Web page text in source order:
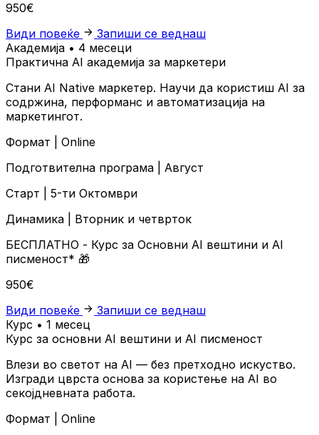
950€
Види повеќе
Запиши се веднаш
Академија • 4 месеци
Практична AI академија за маркетери
Стани AI Native маркетер. Научи да користиш AI за
содржина, перформанс и автоматизација на
маркетингот.
Формат | Online
Подготвителна програма | Август
Старт | 5-ти Октомври
Динамика | Вторник и четврток
БЕСПЛАТНО - Курс за Основни AI вештини и AI
писменост* 🎁
950€
Види повеќе
Запиши се веднаш
Курс • 1 месец
Курс за основни AI вештини и AI писменост
Влези во светот на AI — без претходно искуство.
Изгради цврста основа за користење на AI во
секојдневната работа.
Формат | Online